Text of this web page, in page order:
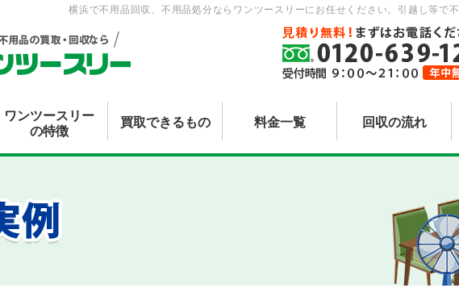
横浜で不用品回収、不用品処分ならワンツースリーにお任せください。引越し等で
ワンツースリー
の特徴
買取できるもの 料金一覧 回収の流れ